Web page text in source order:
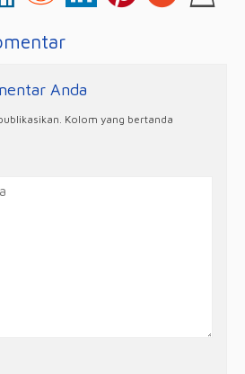
Anda
Kolom yang bertanda